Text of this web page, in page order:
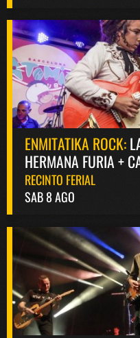
ENMITATIKA ROCK:
HERMANA FURIA +
RECINTO FERIAL
SAB 8 AGO